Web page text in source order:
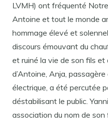
LVMH) ont fréquenté
Antoine et tout le monde
hommage élevé et
discours émouvant du
et ruiné la vie de son fils et
d’Antoine, Anja,
électrique, a été percutée
déstabilisant le public.
association du nom de son